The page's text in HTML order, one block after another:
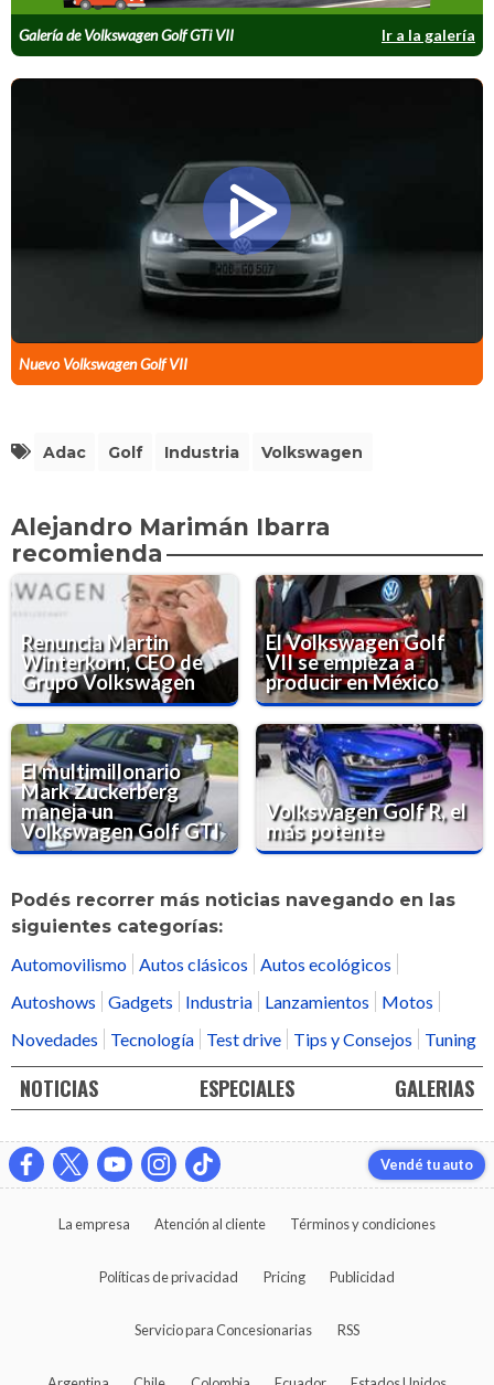
Galería de Volkswagen Golf GTi VII Ir a la galería
Nuevo Volkswagen Golf VII
Adac Golf Industria Volkswagen
Alejandro Marimán Ibarra
recomienda
Renuncia Martin
Winterkorn, CEO de
Grupo Volkswagen
El Volkswagen Golf
VII se empieza a
producir en México
El multimillonario
Mark Zuckerberg
maneja un
Volkswagen Golf GTI
Volkswagen Golf R, el
más potente
Podés recorrer más noticias navegando en las
siguientes categorías:
Automovilismo
Autos clásicos
Autos ecológicos
Autoshows
Gadgets Industria Lanzamientos
Motos
Novedades
Tecnología Test drive Tips y Consejos Tuning
NOTICIAS ESPECIALES GALERIAS
Vendé tu auto
La empresa Atención al cliente Términos y condiciones
Políticas de privacidad Pricing Publicidad
Servicio para Concesionarias RSS